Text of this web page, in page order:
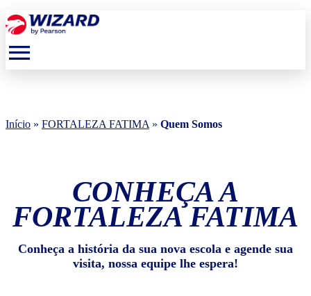
menu
Início » FORTALEZA FATIMA » Quem Somos
CONHEÇA A
FORTALEZA FATIMA
Conheça a história da sua nova escola e agende sua
visita, nossa equipe lhe espera!